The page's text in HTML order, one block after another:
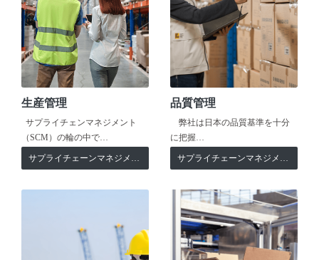
生産管理
サプライチェンマネジメント
（SCM）の輪の中で…
サプライチェーンマネジメント
品質管理
弊社は日本の品質基準を十分
に把握…
サプライチェーンマネジメント